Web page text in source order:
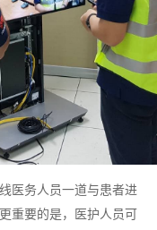
医务人员一道与患者进
重要的是，医护人员可